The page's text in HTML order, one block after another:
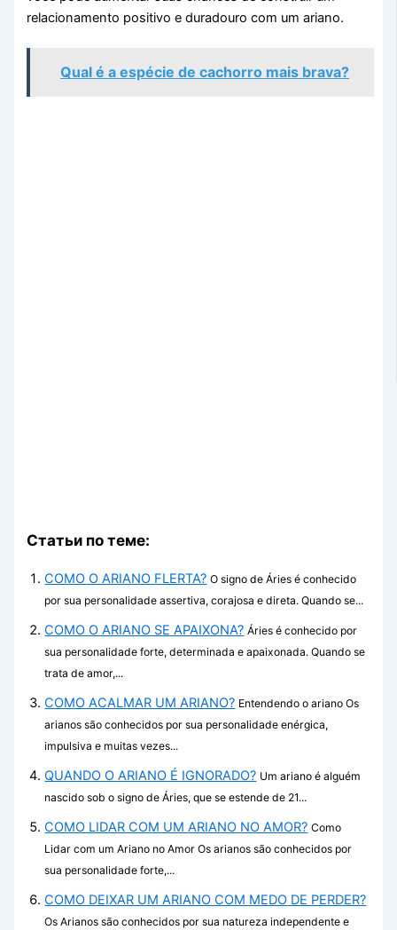
relacionamento positivo e duradouro com um ariano.
Qual é a espécie de cachorro mais brava?
Статьи по теме:
COMO O ARIANO FLERTA? O signo de Áries é conhecido
por sua personalidade assertiva, corajosa e direta. Quando se...
COMO O ARIANO SE APAIXONA? Áries é conhecido por
sua personalidade forte, determinada e apaixonada. Quando se
trata de amor,...
COMO ACALMAR UM ARIANO? Entendendo o ariano Os
arianos são conhecidos por sua personalidade enérgica,
impulsiva e muitas vezes...
QUANDO O ARIANO É IGNORADO? Um ariano é alguém
nascido sob o signo de Áries, que se estende de 21...
COMO LIDAR COM UM ARIANO NO AMOR? Como
Lidar com um Ariano no Amor Os arianos são conhecidos por
sua personalidade forte,...
COMO DEIXAR UM ARIANO COM MEDO DE PERDER?
Os Arianos são conhecidos por sua natureza independente e